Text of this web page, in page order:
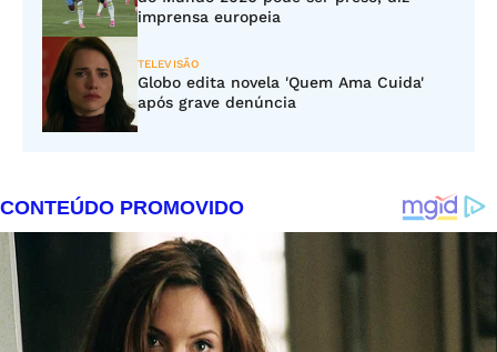
imprensa europeia
TELEVISÃO
Globo edita novela 'Quem Ama Cuida'
após grave denúncia